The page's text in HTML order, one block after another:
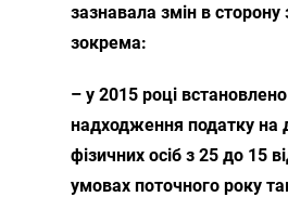
зазнавала змін в
зокрема:
– у 2015 році
надходження податку на
фізичних осіб з 25 до 15
умовах поточного року